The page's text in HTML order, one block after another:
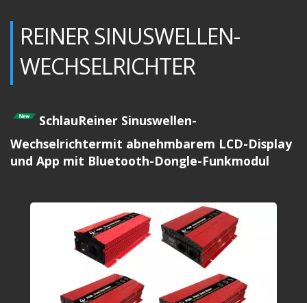
REINER SINUSWELLEN-
WECHSELRICHTER
SchlauReiner Sinuswellen-
Wechselrichtermit abnehmbarem LCD-Display
und App mit Bluetooth-Dongle-Funkmodul